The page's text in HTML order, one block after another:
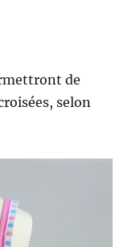
de
selon